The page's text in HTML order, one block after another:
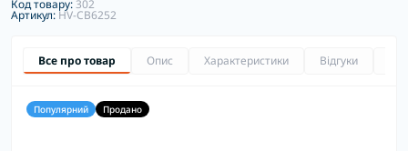
Код товару:302
Артикул: HV-CB6252
Все про товар Опис Характеристики Відгуки
Популярний Продано